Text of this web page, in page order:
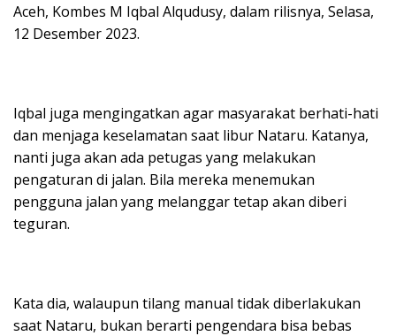
Aceh, Kombes M Iqbal Alqudusy, dalam rilisnya, Selasa,
12 Desember 2023.
Iqbal juga mengingatkan agar masyarakat berhati-hati
dan menjaga keselamatan saat libur Nataru. Katanya,
nanti juga akan ada petugas yang melakukan
pengaturan di jalan. Bila mereka menemukan
pengguna jalan yang melanggar tetap akan diberi
teguran.
Kata dia, walaupun tilang manual tidak diberlakukan
saat Nataru, bukan berarti pengendara bisa bebas